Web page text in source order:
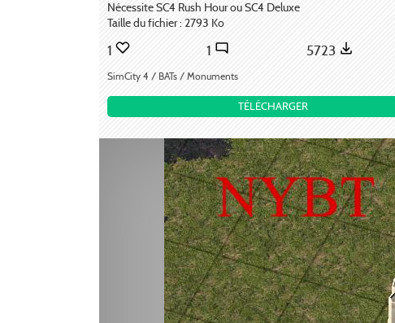
Nécessite SC4 Rush Hour ou SC4 Deluxe
Taille du fichier : 2793 Ko
1 1 5723
SimCity 4 / BATs / Monuments
TÉLÉCHARGER